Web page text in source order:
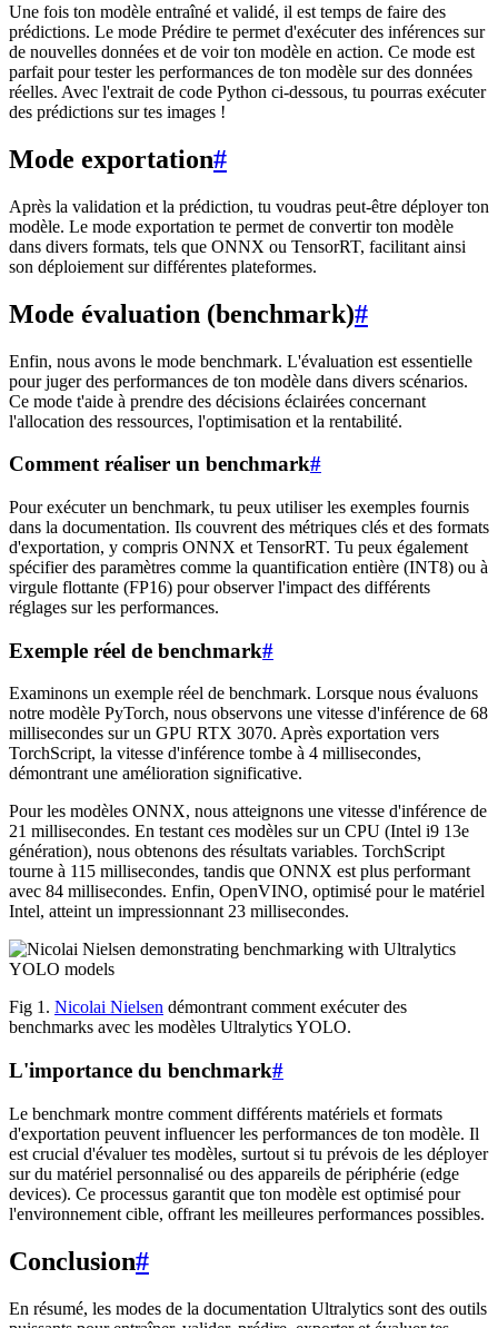
Une fois ton modèle entraîné et validé, il est temps de faire des
prédictions. Le mode Prédire te permet d'exécuter des inférences sur
de nouvelles données et de voir ton modèle en action. Ce mode est
parfait pour tester les performances de ton modèle sur des données
réelles. Avec l'extrait de code Python ci-dessous, tu pourras exécuter
des prédictions sur tes images !
Mode exportation#
Après la validation et la prédiction, tu voudras peut-être déployer ton
modèle. Le mode exportation te permet de convertir ton modèle
dans divers formats, tels que ONNX ou TensorRT, facilitant ainsi
son déploiement sur différentes plateformes.
Mode évaluation (benchmark)#
Enfin, nous avons le mode benchmark. L'évaluation est essentielle
pour juger des performances de ton modèle dans divers scénarios.
Ce mode t'aide à prendre des décisions éclairées concernant
l'allocation des ressources, l'optimisation et la rentabilité.
Comment réaliser un benchmark#
Pour exécuter un benchmark, tu peux utiliser les exemples fournis
dans la documentation. Ils couvrent des métriques clés et des formats
d'exportation, y compris ONNX et TensorRT. Tu peux également
spécifier des paramètres comme la quantification entière (INT8) ou à
virgule flottante (FP16) pour observer l'impact des différents
réglages sur les performances.
Exemple réel de benchmark#
Examinons un exemple réel de benchmark. Lorsque nous évaluons
notre modèle PyTorch, nous observons une vitesse d'inférence de 68
millisecondes sur un GPU RTX 3070. Après exportation vers
TorchScript, la vitesse d'inférence tombe à 4 millisecondes,
démontrant une amélioration significative.
Pour les modèles ONNX, nous atteignons une vitesse d'inférence de
21 millisecondes. En testant ces modèles sur un CPU (Intel i9 13e
génération), nous obtenons des résultats variables. TorchScript
tourne à 115 millisecondes, tandis que ONNX est plus performant
avec 84 millisecondes. Enfin, OpenVINO, optimisé pour le matériel
Intel, atteint un impressionnant 23 millisecondes.
Fig 1. Nicolai Nielsen démontrant comment exécuter des
benchmarks avec les modèles Ultralytics YOLO.
L'importance du benchmark#
Le benchmark montre comment différents matériels et formats
d'exportation peuvent influencer les performances de ton modèle. Il
est crucial d'évaluer tes modèles, surtout si tu prévois de les déployer
sur du matériel personnalisé ou des appareils de périphérie (edge
devices). Ce processus garantit que ton modèle est optimisé pour
l'environnement cible, offrant les meilleures performances possibles.
Conclusion#
En résumé, les modes de la documentation Ultralytics sont des outils